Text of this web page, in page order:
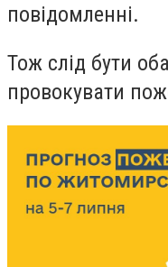
повідомленні.
Тож слід бути
провокувати